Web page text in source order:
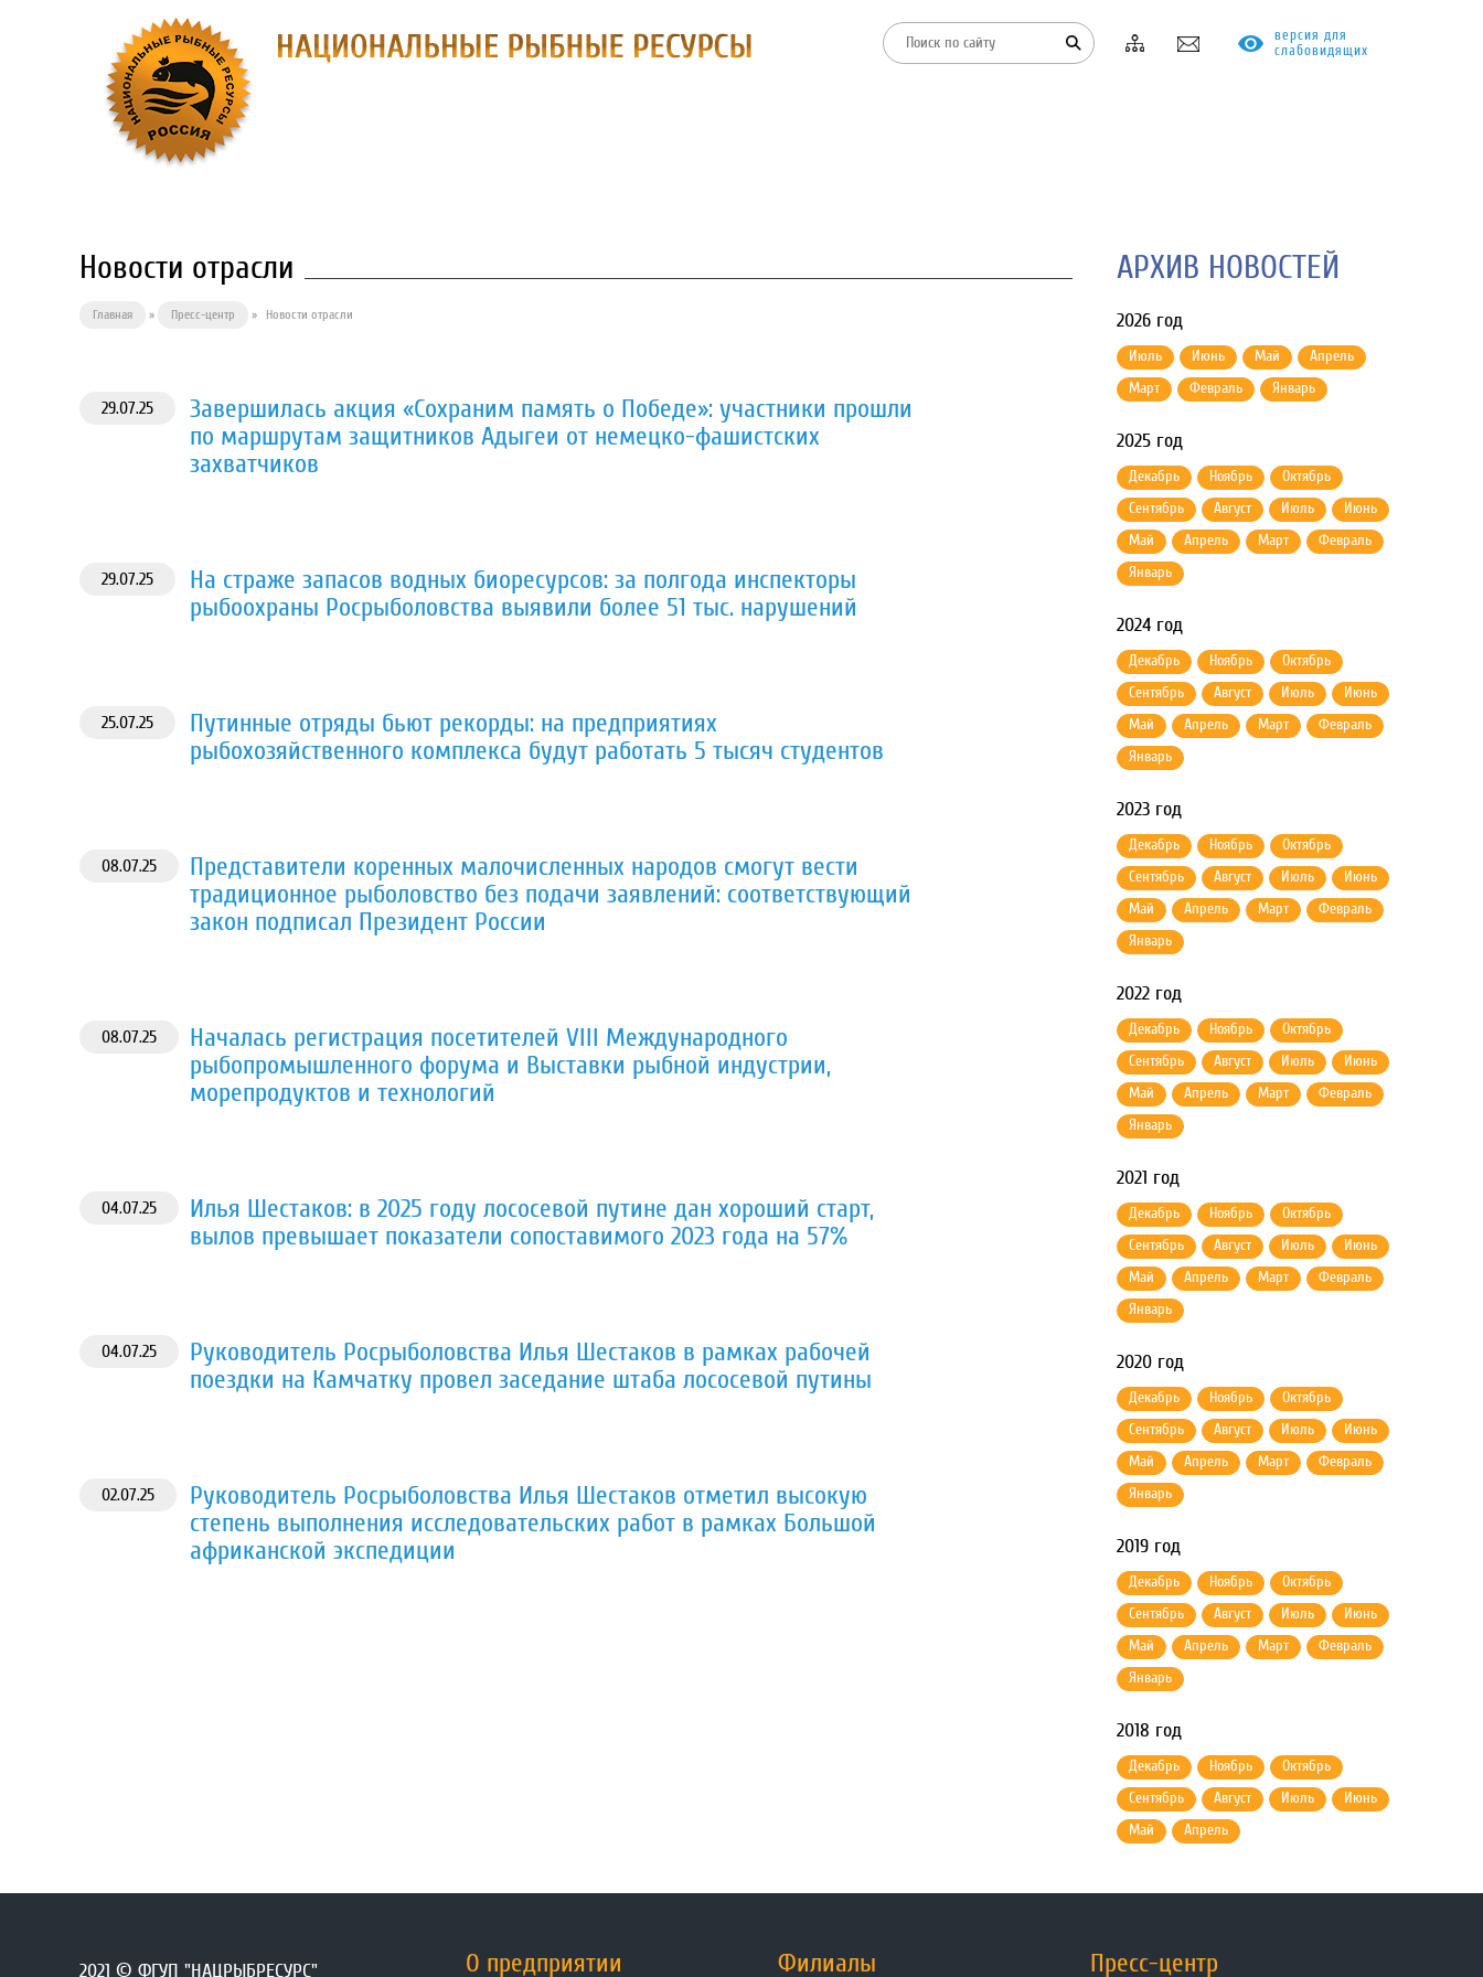
версия для
слабовидящих
Новости отрасли
Главная » Пресс-центр » Новости отрасли
29.07.25
Завершилась акция «Сохраним память о Победе»: участники прошли
по маршрутам защитников Адыгеи от немецко-фашистских
захватчиков
29.07.25
На страже запасов водных биоресурсов: за полгода инспекторы
рыбоохраны Росрыболовства выявили более 51 тыс. нарушений
25.07.25
Путинные отряды бьют рекорды: на предприятиях
рыбохозяйственного комплекса будут работать 5 тысяч студентов
08.07.25
Представители коренных малочисленных народов смогут вести
традиционное рыболовство без подачи заявлений: соответствующий
закон подписал Президент России
08.07.25
Началась регистрация посетителей VIII Международного
рыбопромышленного форума и Выставки рыбной индустрии,
морепродуктов и технологий
04.07.25
Илья Шестаков: в 2025 году лососевой путине дан хороший старт,
вылов превышает показатели сопоставимого 2023 года на 57%
04.07.25
Руководитель Росрыболовства Илья Шестаков в рамках рабочей
поездки на Камчатку провел заседание штаба лососевой путины
02.07.25
Руководитель Росрыболовства Илья Шестаков отметил высокую
степень выполнения исследовательских работ в рамках Большой
африканской экспедиции
АРХИВ НОВОСТЕЙ
2026 год
Июль Июнь Май
Апрель
Март
Февраль Январь
2025 год
Декабрь Ноябрь
Октябрь
Сентябрь
Август Июль
Июнь
Май
Апрель Март
Февраль
Январь
2024 год
Декабрь Ноябрь
Октябрь
Сентябрь
Август Июль
Июнь
Май
Апрель Март
Февраль
Январь
2023 год
Декабрь Ноябрь
Октябрь
Сентябрь
Август Июль
Июнь
Май
Апрель Март
Февраль
Январь
2022 год
Декабрь Ноябрь
Октябрь
Сентябрь
Август Июль
Июнь
Май
Апрель Март
Февраль
Январь
2021 год
Декабрь Ноябрь
Октябрь
Сентябрь
Август Июль
Июнь
Май
Апрель Март
Февраль
Январь
2020 год
Декабрь Ноябрь
Октябрь
Сентябрь
Август Июль
Июнь
Май
Апрель Март
Февраль
Январь
2019 год
Декабрь Ноябрь
Октябрь
Сентябрь
Август Июль
Июнь
Май
Апрель Март
Февраль
Январь
2018 год
Декабрь Ноябрь
Октябрь
Сентябрь
Август Июль
Июнь
Май
Апрель
2021 © ФГУП "НАЦРЫБРЕСУРС" О предприятии Филиалы Пресс-центр